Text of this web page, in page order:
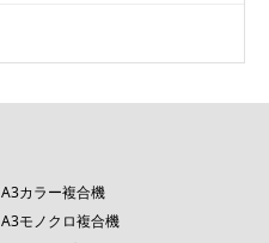
A3カラー複合機
A3モノクロ複合機